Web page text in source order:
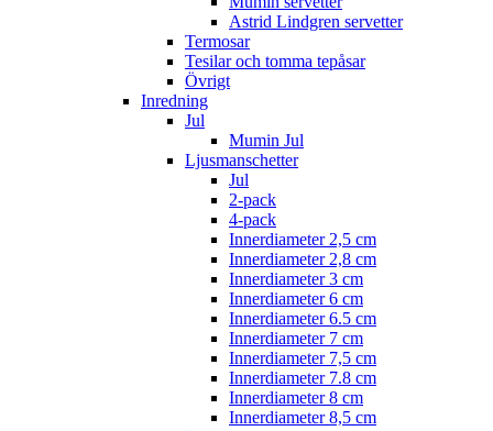
Astrid Lindgren servetter
Termosar
Tesilar och tomma tepåsar
Övrigt
Inredning
Jul
Mumin Jul
Ljusmanschetter
Jul
2-pack
4-pack
Innerdiameter 2,5 cm
Innerdiameter 2,8 cm
Innerdiameter 3 cm
Innerdiameter 6 cm
Innerdiameter 6.5 cm
Innerdiameter 7 cm
Innerdiameter 7,5 cm
Innerdiameter 7.8 cm
Innerdiameter 8 cm
Innerdiameter 8,5 cm